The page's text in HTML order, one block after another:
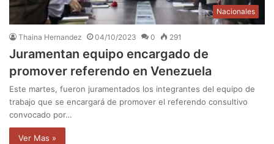
Nacionales
Thaina Hernandez 04/10/2023 0 291
Juramentan equipo encargado de
promover referendo en Venezuela
Este martes, fueron juramentados los integrantes del equipo de
trabajo que se encargará de promover el referendo consultivo
convocado por…
Ver Mas »